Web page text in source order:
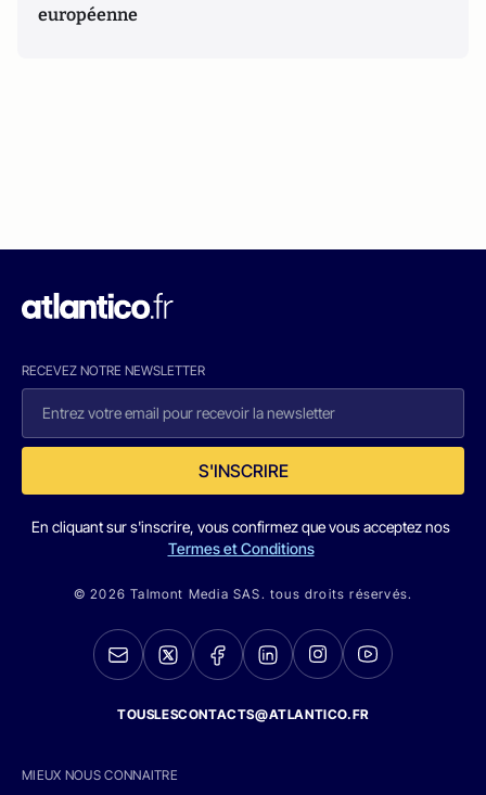
européenne
RECEVEZ NOTRE NEWSLETTER
S'INSCRIRE
En cliquant sur s'inscrire, vous confirmez que vous acceptez nos
Termes et Conditions
© 2026 Talmont Media SAS. tous droits réservés.
TOUSLESCONTACTS@ATLANTICO.FR
MIEUX NOUS CONNAITRE